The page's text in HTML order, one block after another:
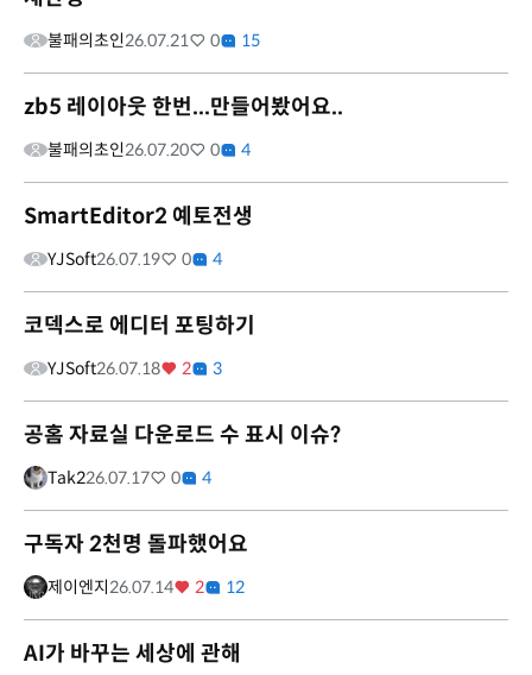
불패의초인26.07.21 0 15
zb5 레이아웃 한번...만들어봤어요..
불패의초인26.07.20 0 4
SmartEditor2 예토전생
YJSoft26.07.19 0 4
코덱스로 에디터 포팅하기
YJSoft26.07.18 2 3
공홈 자료실 다운로드 수 표시 이슈?
Tak226.07.17 0 4
구독자 2천명 돌파했어요
제이엔지26.07.14 2 12
AI가 바꾸는 세상에 관해